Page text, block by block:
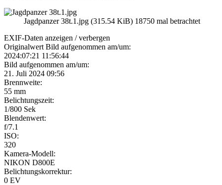
Jagdpanzer 38t.1.jpg (315.54 KiB) 18750 mal betrachtet
EXIF-Daten anzeigen / verbergen
Originalwert Bild aufgenommen am/um:
2024:07:21 11:56:44
Bild aufgenommen am/um:
21. Juli 2024 09:56
Brennweite:
55 mm
Belichtungszeit:
1/800 Sek
Blendenwert:
f/7.1
ISO:
320
Kamera-Modell:
NIKON D800E
Belichtungskorrektur:
0 EV